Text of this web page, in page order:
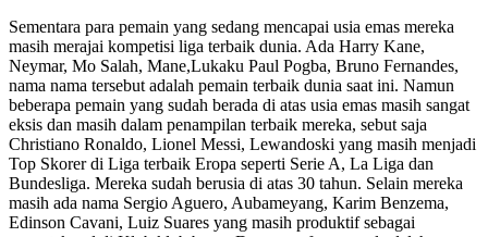
Sementara para pemain yang sedang mencapai usia emas mereka
masih merajai kompetisi liga terbaik dunia. Ada Harry Kane,
Neymar, Mo Salah, Mane,Lukaku Paul Pogba, Bruno Fernandes,
nama nama tersebut adalah pemain terbaik dunia saat ini. Namun
beberapa pemain yang sudah berada di atas usia emas masih sangat
eksis dan masih dalam penampilan terbaik mereka, sebut saja
Christiano Ronaldo, Lionel Messi, Lewandoski yang masih menjadi
Top Skorer di Liga terbaik Eropa seperti Serie A, La Liga dan
Bundesliga. Mereka sudah berusia di atas 30 tahun. Selain mereka
masih ada nama Sergio Aguero, Aubameyang, Karim Benzema,
Edinson Cavani, Luiz Suares yang masih produktif sebagai